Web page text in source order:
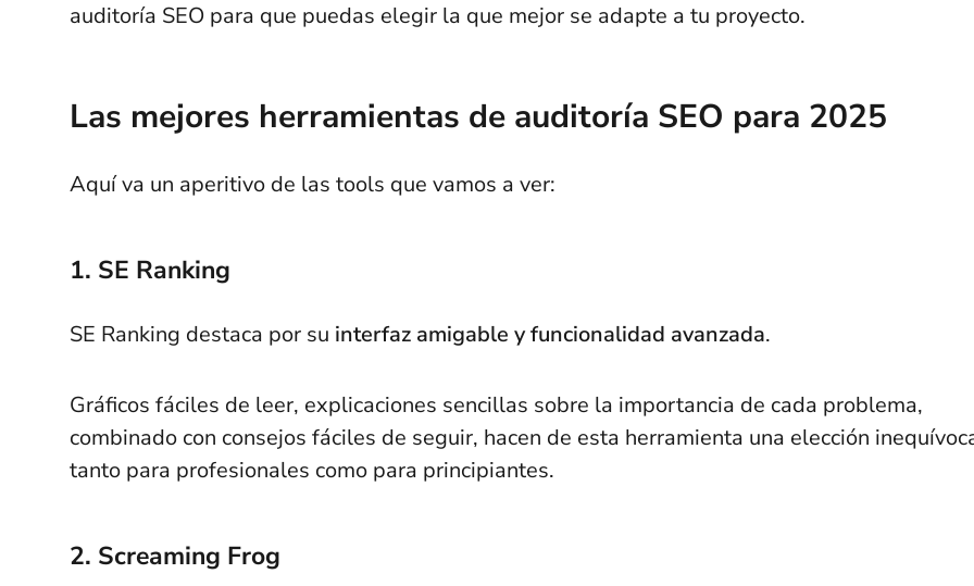
auditoría SEO para que puedas elegir la que mejor se adapte a tu proyecto.
Las mejores herramientas de auditoría SEO para 2025
Aquí va un aperitivo de las tools que vamos a ver:
1. SE Ranking
SE Ranking destaca por su interfaz amigable y funcionalidad avanzada.
Gráficos fáciles de leer, explicaciones sencillas sobre la importancia de cada problema,
combinado con consejos fáciles de seguir, hacen de esta herramienta una elección
tanto para profesionales como para principiantes.
2. Screaming Frog